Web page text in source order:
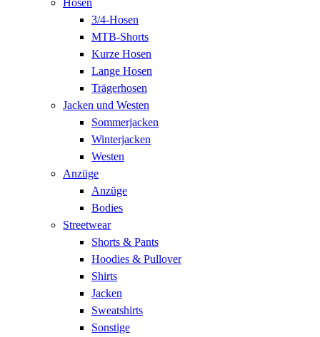
3/4-Hosen
MTB-Shorts
Kurze Hosen
Lange Hosen
Trägerhosen
Jacken und Westen
Sommerjacken
Winterjacken
Westen
Anzüge
Anzüge
Bodies
Streetwear
Shorts & Pants
Hoodies & Pullover
Shirts
Jacken
Sweatshirts
Sonstige